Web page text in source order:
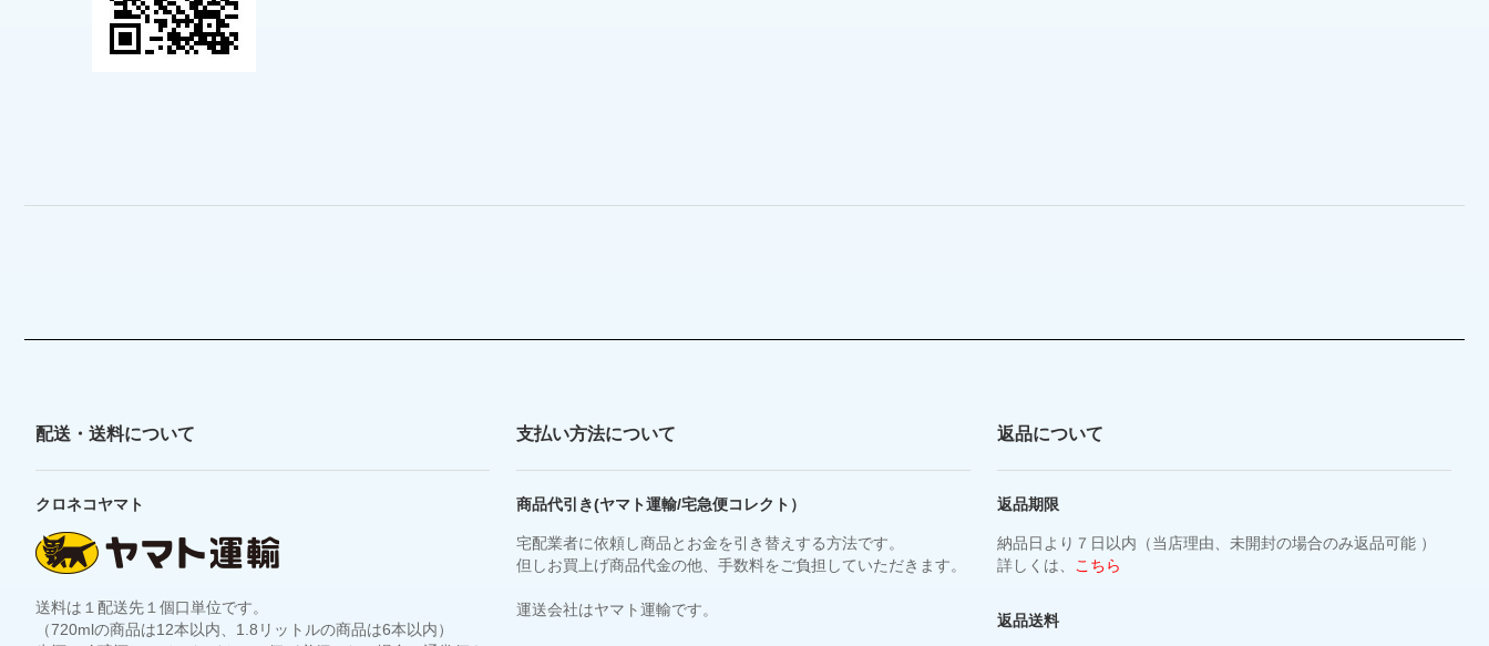
配送・送料について
クロネコヤマト
送料は１配送先１個口単位です。
（720mlの商品は12本以内、1.8リットルの商品は6本以内）
支払い方法について
商品代引き(ヤマト運輸/宅急便コレクト）
宅配業者に依頼し商品とお金を引き替えする方法です。
但しお買上げ商品代金の他、手数料をご負担していただきます。
運送会社はヤマト運輸です。
返品について
返品期限
納品日より７日以内（当店理由、未開封の場合のみ返品可能 ）
詳しくは、
こちら
返品送料